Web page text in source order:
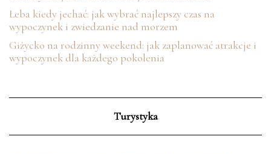
Łeba kiedy jechać: jak wybrać najlepszy czas na
wypoczynek i zwiedzanie nad morzem
Giżycko na rodzinny weekend: jak zaplanować atrakcje i
wypoczynek dla każdego pokolenia
Turystyka